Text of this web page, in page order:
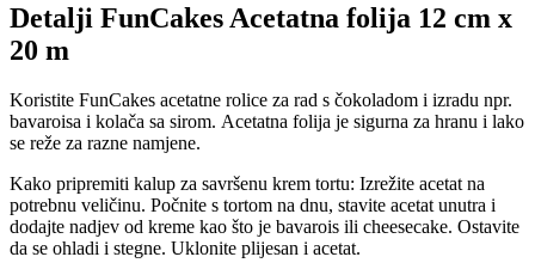
Detalji FunCakes Acetatna folija 12 cm x
20 m
Koristite FunCakes acetatne rolice za rad s čokoladom i izradu npr.
bavaroisa i kolača sa sirom. Acetatna folija je sigurna za hranu i lako
se reže za razne namjene.
Kako pripremiti kalup za savršenu krem ​​tortu: Izrežite acetat na
potrebnu veličinu. Počnite s tortom na dnu, stavite acetat unutra i
dodajte nadjev od kreme kao što je bavarois ili cheesecake. Ostavite
da se ohladi i stegne. Uklonite plijesan i acetat.